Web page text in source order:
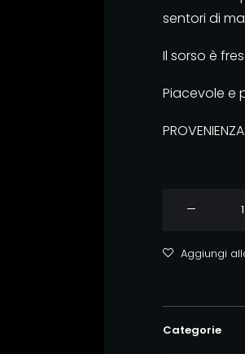
sentori di
Il sorso è
Piacevole e
PROVENIENZA:
BIANCOAggiungi
Categorie